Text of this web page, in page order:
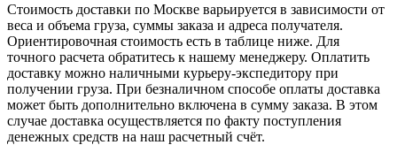
Стоимость доставки по Москве варьируется в зависимости от
веса и объема груза, суммы заказа и адреса получателя.
Ориентировочная стоимость есть в таблице ниже. Для
точного расчета обратитесь к нашему менеджеру. Оплатить
доставку можно наличными курьеру-экспедитору при
получении груза. При безналичном способе оплаты доставка
может быть дополнительно включена в сумму заказа. В этом
случае доставка осуществляется по факту поступления
денежных средств на наш расчетный счёт.